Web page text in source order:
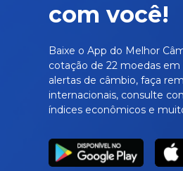
com você!
Baixe o App do Melhor
cotação de 22 moedas em
alertas de câmbio, faça
internacionais, consulte
índices econômicos e